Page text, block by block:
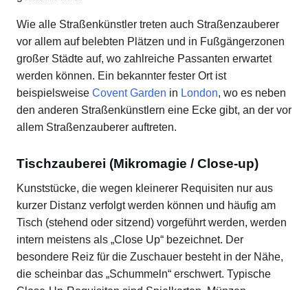
Wie alle Straßenkünstler treten auch Straßenzauberer
vor allem auf belebten Plätzen und in Fußgängerzonen
großer Städte auf, wo zahlreiche Passanten erwartet
werden können. Ein bekannter fester Ort ist
beispielsweise Covent Garden in London, wo es neben
den anderen Straßenkünstlern eine Ecke gibt, an der vor
allem Straßenzauberer auftreten.
Tischzauberei (Mikromagie / Close-up)
Kunststücke, die wegen kleinerer Requisiten nur aus
kurzer Distanz verfolgt werden können und häufig am
Tisch (stehend oder sitzend) vorgeführt werden, werden
intern meistens als „Close Up“ bezeichnet. Der
besondere Reiz für die Zuschauer besteht in der Nähe,
die scheinbar das „Schummeln“ erschwert. Typische